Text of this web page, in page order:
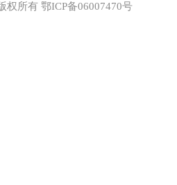
权所有 鄂ICP备06007470号